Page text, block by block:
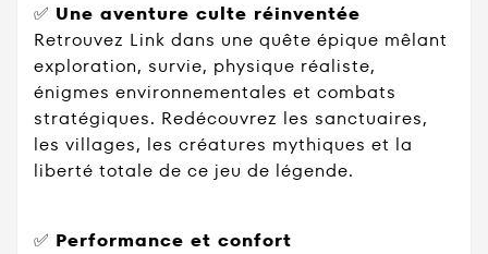
✅ Une aventure culte réinventée
Retrouvez Link dans une quête épique mêlant
exploration, survie, physique réaliste,
énigmes environnementales et combats
stratégiques. Redécouvrez les sanctuaires,
les villages, les créatures mythiques et la
liberté totale de ce jeu de légende.
✅ Performance et confort